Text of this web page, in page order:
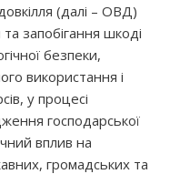
(далі – ОВД)
запобігання шкоді
безпеки,
використання і
у процесі
господарської
вплив на
громадських та